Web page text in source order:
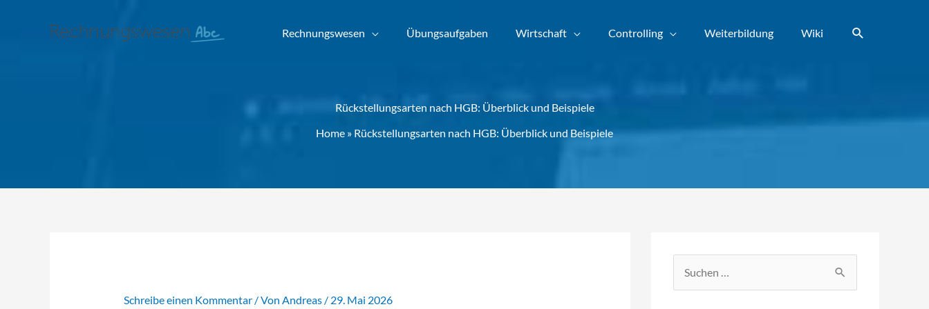
Rechnungswesen Übungsaufgaben Wirtschaft Controlling Weiterbildung Wiki Suchen
Rückstellungsarten nach HGB: Überblick und Beispiele
Home » Rückstellungsarten nach HGB: Überblick und Beispiele
Schreibe einen Kommentar / Von Andreas / 29. Mai 2026